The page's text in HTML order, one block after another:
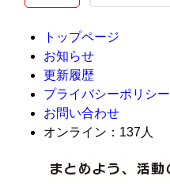
トップページ
お知らせ
更新履歴
プライバシーポリシー
お問い合わせ
オンライン：137人